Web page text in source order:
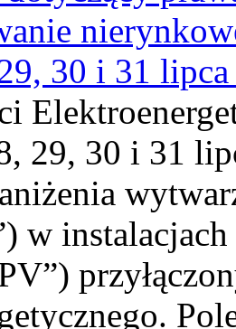
30 i 31
29, 30 i 31
w